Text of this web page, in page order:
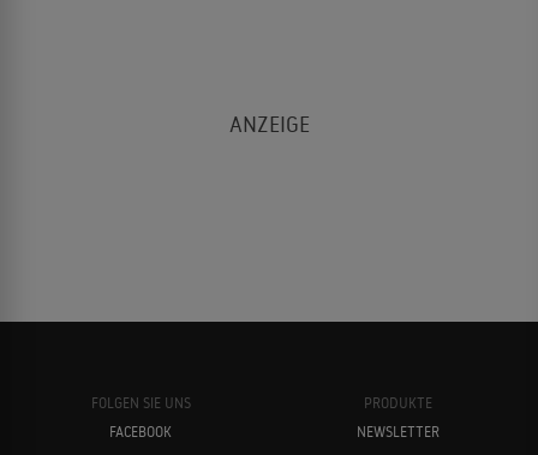
FOLGEN SIE UNS
FACEBOOK
PRODUKTE
NEWSLETTER